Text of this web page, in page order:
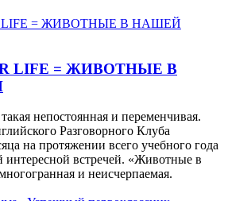
LIFE = ЖИВОТНЫЕ В
непостоянная и переменчивая.
Разговорного Клуба
на протяжении всего учебного года
интересной встречей. «Животные в
и неисчерпаемая.